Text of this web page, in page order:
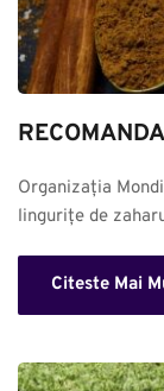
Organizația
lingurițe de
Citeste Mai